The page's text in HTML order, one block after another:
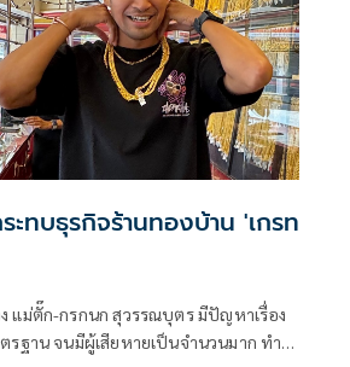
ทบธุรกิจร้านทองบ้าน 'เกรท
แม่ตั๊ก-กรกนก สุวรรณบุตร มีปัญหาเรื่อง
รฐาน จนมีผู้เสียหายเป็นจำนวนมาก ทำ